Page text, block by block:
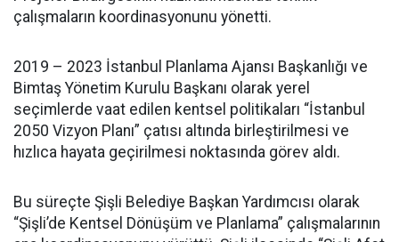
çalışmaların koordinasyonunu yönetti.
2019 – 2023 İstanbul Planlama Ajansı Başkanlığı ve
Bimtaş Yönetim Kurulu Başkanı olarak yerel
seçimlerde vaat edilen kentsel politikaları “İstanbul
2050 Vizyon Planı” çatısı altında birleştirilmesi ve
hızlıca hayata geçirilmesi noktasında görev aldı.
Bu süreçte Şişli Belediye Başkan Yardımcısı olarak
“Şişli’de Kentsel Dönüşüm ve Planlama” çalışmalarının